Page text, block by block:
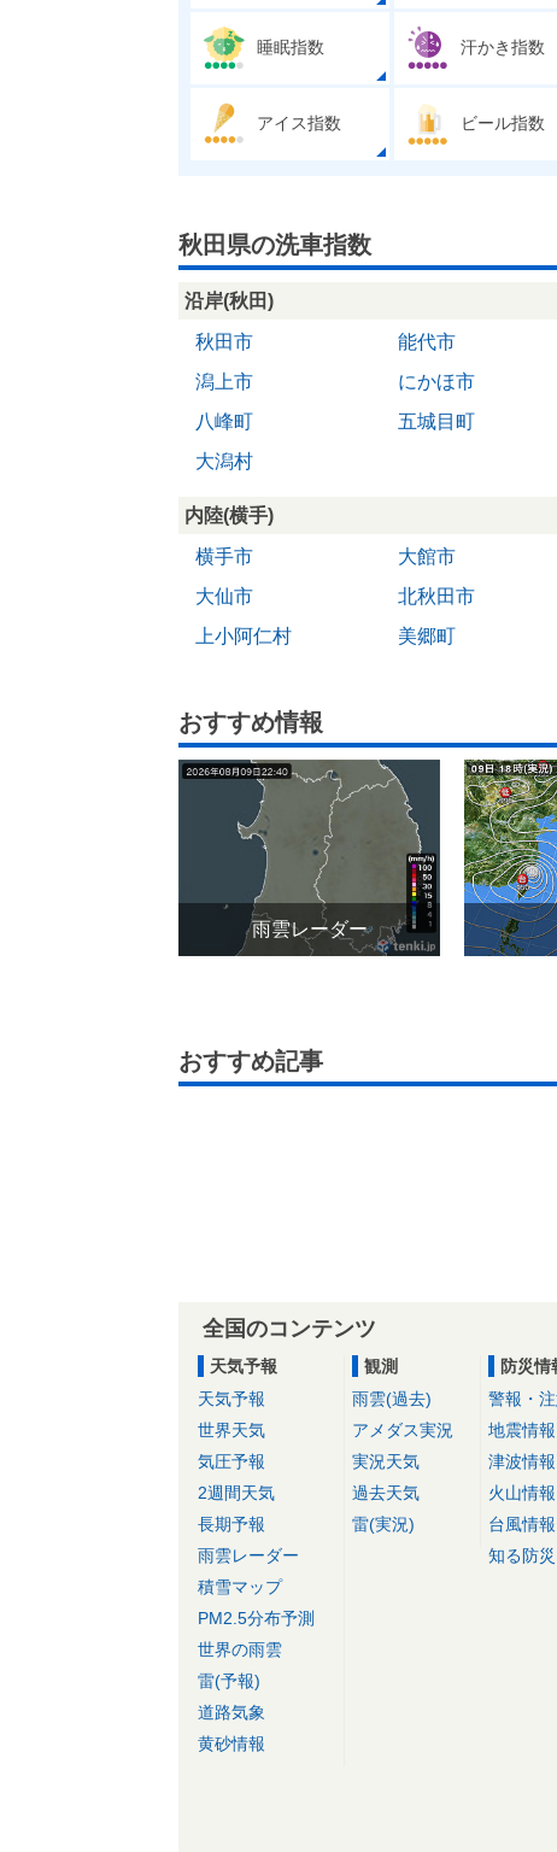
睡眠指数 汗かき指数
アイス指数 ビール指数
秋田県の洗車指数
沿岸(秋田)
秋田市
能代市
潟上市
にかほ市
八峰町
五城目町
大潟村
内陸(横手)
横手市
大館市
大仙市
北秋田市
上小阿仁村
美郷町
おすすめ情報
雨雲レーダー
おすすめ記事
全国のコンテンツ
天気予報
天気予報
世界天気
気圧予報
2週間天気
長期予報
雨雲レーダー
積雪マップ
PM2.5分布予測
世界の雨雲
雷(予報)
道路気象
黄砂情報
観測
雨雲(過去)
アメダス実況
実況天気
過去天気
雷(実況)
防災情
警報・
地震情報
津波情報
火山情報
台風情報
知る防災